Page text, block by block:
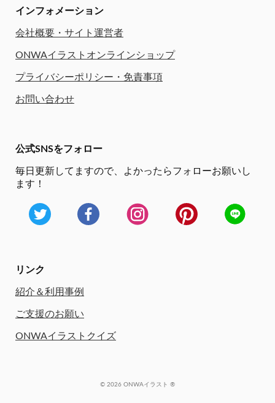
インフォメーション
会社概要・サイト運営者
ONWAイラストオンラインショップ
プライバシーポリシー・免責事項
お問い合わせ
公式SNSをフォロー
毎日更新してますので、
よかったらフォローお願いし
ます！
リンク
紹介＆利用事例
ご支援のお願い
ONWAイラストクイズ
© 2026 ONWAイラスト ®